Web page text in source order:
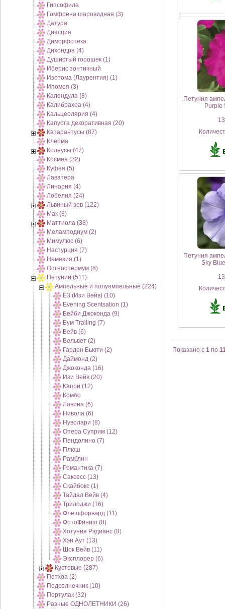
Гипсофила
Гомфрена шаровидная (3)
Датура
Диасция
Диморфотека
Дихондра (4)
Душистый горошек (1)
Иберис зонтичный
Изотома (Лаурентия) (1)
Ипомея (3)
Календула (8)
Калибрахоа (4)
Кальцеолярия (4)
Капуста декоративная (20)
Катарантусы (87)
Клеома
Колеусы (47)
Космея (32)
Куфея (5)
Лаватера
Линария (4)
Лобелия (24)
Львиный зев (122)
Мак (8)
Маттиола (38)
Меламподиум (2)
Мимулюс (6)
Настурция (7)
Немезия (1)
Остеоспермум (8)
Петунии (511)
Ампельные и полуампельные (224)
E3 (Изи Вейв) (10)
Evening Scentsation (1)
Бейби Джоконда (9)
Бум Trailing (7)
Вейв (6)
Вельвет (2)
Гарден Бьюти (2)
Даймонд (2)
Джоконда (16)
Изи Вейв (20)
Капри (12)
Комбо
Лавина (6)
Нивола (6)
Нуволари (8)
Опера Суприм (12)
Пендолино (7)
Плюш
Рамблин
Романтика (7)
Саксесс (13)
Скайбокс (1)
Тайдал Вейв (4)
Трилоджи (16)
Флешфорвард (11)
ФотоФиниш (8)
Хотуния Рэдианс (8)
Хэн Аут (13)
Шок Вейв (11)
Эксплорер (6)
Кустовые (287)
Петхоа (2)
Подсолнечник (10)
Портулак (32)
Разные ОДНОЛЕТНИКИ (26)
Петуния
Purple
Петуния
Sky
Показано с 1 по